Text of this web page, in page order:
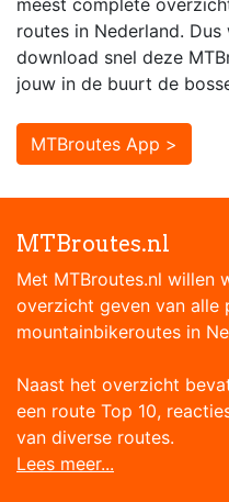
meest complete
routes in Nederland.
download snel deze
jouw in de buurt de
MTBroutes App >
MTBroutes.nl
Met MTBroutes.nl willen
overzicht geven van alle
mountainbikeroutes in
Naast het overzicht
een route Top 10,
van diverse routes.
Lees meer...